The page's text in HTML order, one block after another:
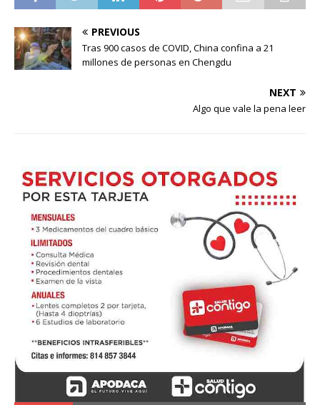
PREVIOUS
Tras 900 casos de COVID, China confina a 21
millones de personas en Chengdu
NEXT
Algo que vale la pena leer